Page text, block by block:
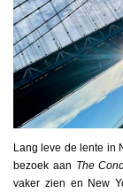
Lang leve de lente in
bezoek aan The
vaker zien en New